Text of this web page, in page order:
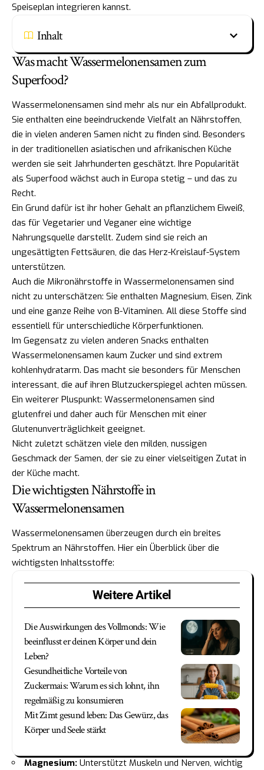
Speiseplan integrieren kannst.
Inhalt
Was macht Wassermelonensamen zum
Superfood?
Wassermelonensamen sind mehr als nur ein Abfallprodukt.
Sie enthalten eine beeindruckende Vielfalt an Nährstoffen,
die in vielen anderen Samen nicht zu finden sind. Besonders
in der traditionellen asiatischen und afrikanischen Küche
werden sie seit Jahrhunderten geschätzt. Ihre Popularität
als Superfood wächst auch in Europa stetig – und das zu
Recht.
Ein Grund dafür ist ihr hoher Gehalt an pflanzlichem Eiweiß,
das für Vegetarier und Veganer eine wichtige
Nahrungsquelle darstellt. Zudem sind sie reich an
ungesättigten Fettsäuren, die das Herz-Kreislauf-System
unterstützen.
Auch die Mikronährstoffe in Wassermelonensamen sind
nicht zu unterschätzen: Sie enthalten Magnesium, Eisen, Zink
und eine ganze Reihe von B-Vitaminen. All diese Stoffe sind
essentiell für unterschiedliche Körperfunktionen.
Im Gegensatz zu vielen anderen Snacks enthalten
Wassermelonensamen kaum Zucker und sind extrem
kohlenhydratarm. Das macht sie besonders für Menschen
interessant, die auf ihren Blutzuckerspiegel achten müssen.
Ein weiterer Pluspunkt: Wassermelonensamen sind
glutenfrei und daher auch für Menschen mit einer
Glutenunverträglichkeit geeignet.
Nicht zuletzt schätzen viele den milden, nussigen
Geschmack der Samen, der sie zu einer vielseitigen Zutat in
der Küche macht.
Die wichtigsten Nährstoffe in
Wassermelonensamen
Wassermelonensamen überzeugen durch ein breites
Spektrum an Nährstoffen. Hier ein Überblick über die
wichtigsten Inhaltsstoffe:
Weitere Artikel
Die Auswirkungen des Vollmonds: Wie
beeinflusst er deinen Körper und dein
Leben?
Gesundheitliche Vorteile von
Zuckermais: Warum es sich lohnt, ihn
regelmäßig zu konsumieren
Mit Zimt gesund leben: Das Gewürz, das
Körper und Seele stärkt
Magnesium: Unterstützt Muskeln und Nerven, wichtig